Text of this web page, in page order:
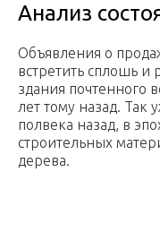
Анализ
Объявления о
встретить сплошь и
здания почтенного
лет тому назад. Так
полвека назад, в
строительных
дерева.